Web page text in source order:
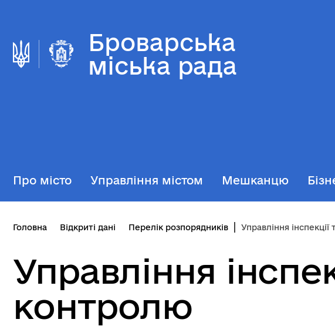
Броварська
міська рада
Про місто Управління містом Мешканцю
Головна Відкриті дані Перелік розпорядників Управління
Управління
контролю